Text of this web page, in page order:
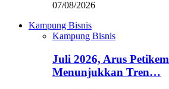
07/08/2026
Kampung Bisnis
Kampung Bisnis
Juli 2026, Arus
Menunjukkan Tren…